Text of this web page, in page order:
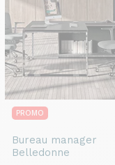
PROMO
Bureau manager
Belledonne